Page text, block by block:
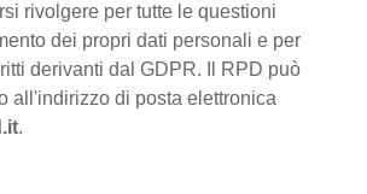
rivolgere per tutte le questioni
dei propri dati personali e per
derivanti dal GDPR. Il RPD può
all'indirizzo di posta elettronica
.